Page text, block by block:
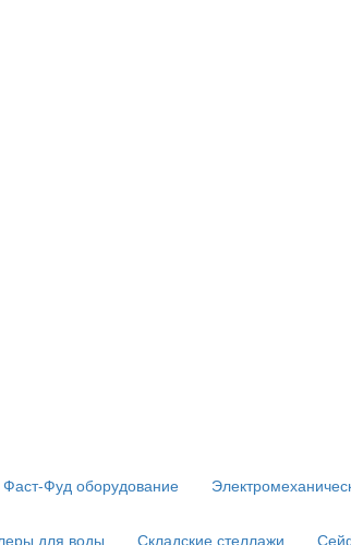
Фаст-Фуд оборудование
для воды Складские стеллажи